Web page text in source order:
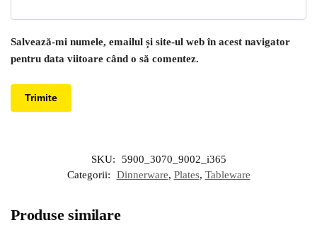
Salvează-mi numele, emailul și site-ul web în acest navigator
pentru data viitoare când o să comentez.
SKU:
5900_3070_9002_i365
Categorii:
Dinnerware, Plates, Tableware
Produse similare